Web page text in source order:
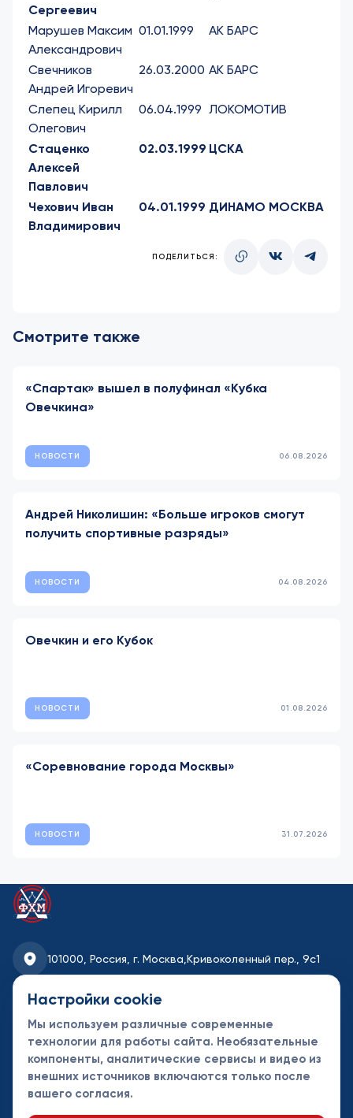
Сергеевич
Марушев Максим
Александрович
01.01.1999 АК БАРС
Свечников
Андрей Игоревич
26.03.2000 АК БАРС
Слепец Кирилл
Олегович
06.04.1999 ЛОКОМОТИВ
Стаценко
Алексей
Павлович
02.03.1999 ЦСКА
Чехович Иван
Владимирович
04.01.1999 ДИНАМО МОСКВА
ПОДЕЛИТЬСЯ:
Смотрите также
«Спартак» вышел в полуфинал «Кубка
Овечкина»
НОВОСТИ 06.08.2026
Андрей Николишин: «Больше игроков смогут
получить спортивные разряды»
НОВОСТИ 04.08.2026
Овечкин и его Кубок
НОВОСТИ 01.08.2026
«Соревнование города Москвы»
НОВОСТИ 31.07.2026
101000, Россия, г. Москва, Кривоколенный пер., 9с1
fhmoscow@mail.ru
8-495-621-35-95
Новости
Турниры
Контакты
Настройки cookie
Мы используем различные современные
технологии для работы сайта. Необязательные
компоненты, аналитические сервисы и видео из
внешних источников включаются только после
вашего согласия.